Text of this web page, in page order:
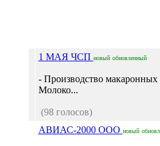
1 МАЯ ЧСП новый обновленный
- Производство макаронных
Молоко...
(98 голосов)
АВИАС-2000 ООО новый